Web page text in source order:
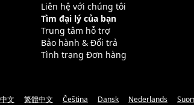
Liên hệ với chúng tôi
Tìm đại lý của bạn
Trung tâm hỗ trợ
Bảo hành & Đổi trả
Tình trạng Đơn hàng
文 繁體中文 Čeština Dansk Nederlands